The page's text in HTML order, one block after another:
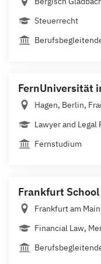
Steuerrecht
FernUniversität
Hagen, Berlin,
Lawyer and
Fernstudium
Frankfurt
Frankfurt am
Financial Law,